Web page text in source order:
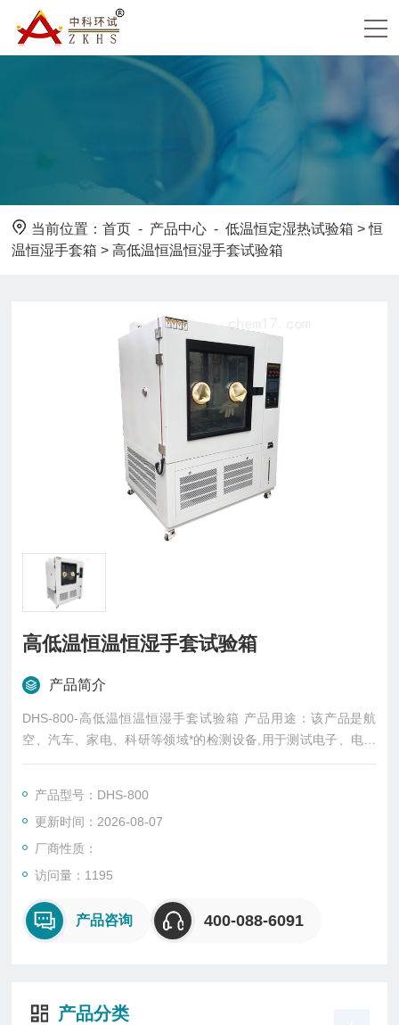
当前位置：首页 - 产品中心 -低温恒定湿热试验箱 >恒
温恒湿手套箱 > 高低温恒温恒湿手套试验箱
高低温恒温恒湿手套试验箱
产品简介
DHS-800-高低温恒温恒湿手套试验箱 产品用途：该产品是航
空、汽车、家电、科研等领域*的检测设备,用于测试电子、电工
及其它产品材料进行高温、低温、湿热度或恒定试验的温度环境
产品型号：DHS-800
更新时间：2026-08-07
厂商性质：
访问量：1195
产品咨询 400-088-6091
产品分类